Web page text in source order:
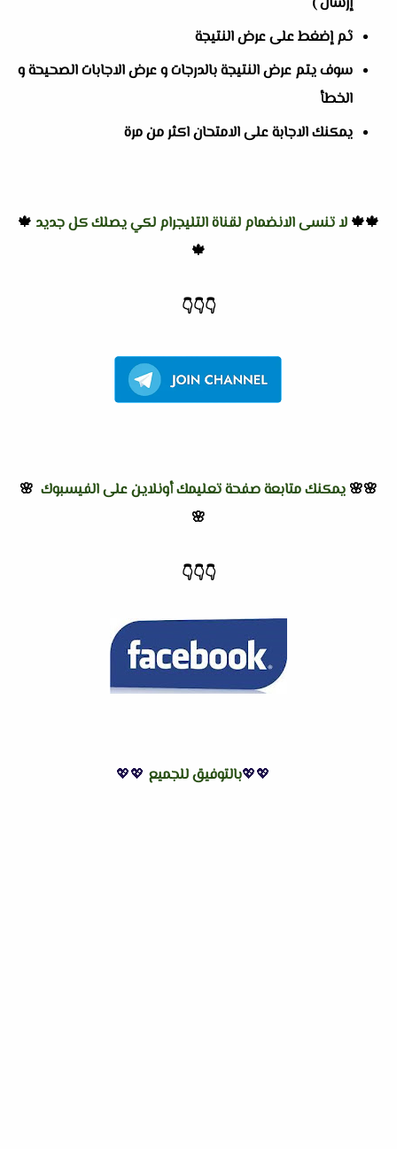
ثم إضغط على عرض النتيجة
سوف يتم عرض النتيجة بالدرجات و عرض الاجابات الصحيحة و
الخطأ
يمكنك الاجابة على الامتحان اكثر من مرة
🍁🍁 لا تنسى الانضمام لقناة التليجرام لكي يصلك كل جديد 🍁
🍁
👇
👇
👇
🌸🌸 يمكنك متابعة صفحة تعليمك أونلاين على الفيسبوك 🌸
🌸
👇
👇
👇
💖💖بالتوفيق للجميع 💖💖